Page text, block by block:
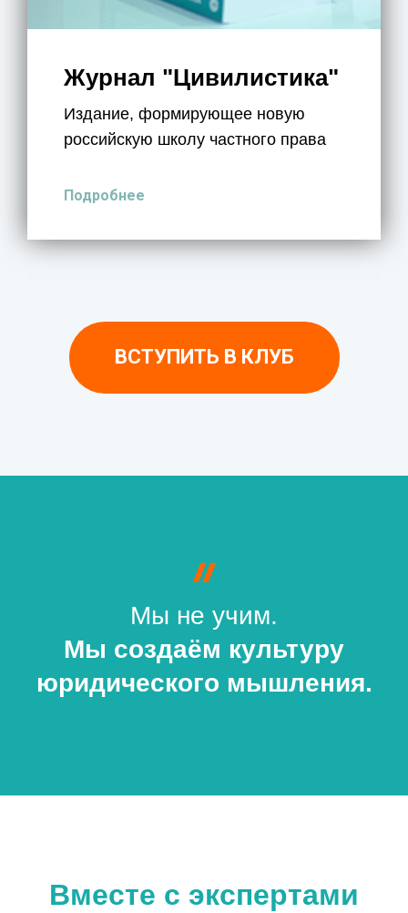
Журнал "Цивилистика"
Издание, формирующее новую
российскую школу частного права
Подробнее
ВСТУПИТЬ В КЛУБ
Мы не учим.
Мы создаём культуру
юридического мышления.
Вместе с экспертами